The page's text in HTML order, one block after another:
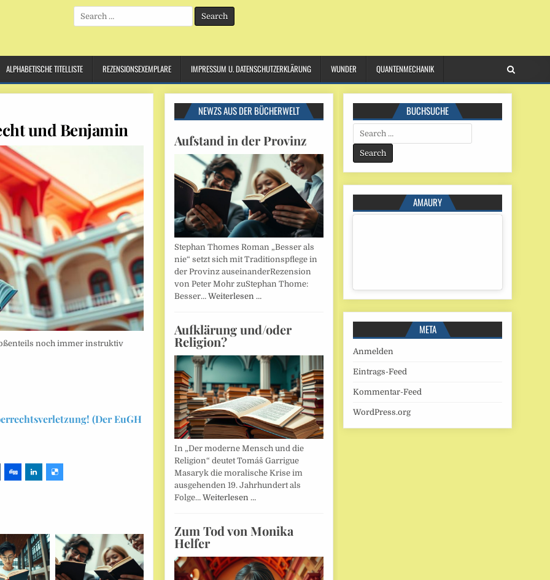
Search
for:
ALPHABETISCHE TITELLISTE REZENSIONSEXEMPLARE IMPRESSUM U. DATENSCHUTZERKLÄRUNG WUNDER QUANTENMECHANIK
und Benjamin
noch immer instruktiv
(Der EuGH
NEWZS AUS DER BÜCHERWELT
Aufstand in der Provinz
Stephan Thomes Roman „Besser als
nie“ setzt sich mit Traditionspflege in
der Provinz auseinanderRezension
von Peter Mohr zuStephan Thome:
Besser… Weiterlesen …
Aufklärung und/oder
Religion?
In „Der moderne Mensch und die
Religion“ deutet Tomáš Garrigue
Masaryk die moralische Krise im
ausgehenden 19. Jahrhundert als
Folge… Weiterlesen …
Zum Tod von Monika
Helfer
BUCHSUCHE
Search
for:
AMAURY
META
Anmelden
Eintrags-Feed
Kommentar-Feed
WordPress.org